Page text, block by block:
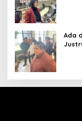
Ada